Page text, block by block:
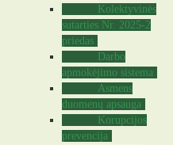
Kolektyvinės
sutarties Nr. 2025-2
priedas
Darbo
apmokėjimo sistema
Asmens
duomenų apsauga
Korupcijos
prevencija